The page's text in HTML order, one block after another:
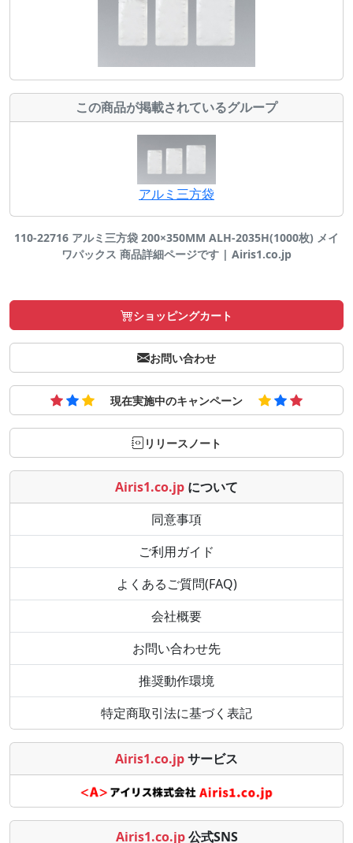
この商品が掲載されているグループ
アルミ三方袋
110-22716 アルミ三方袋 200×350MM ALH-2035H(1000枚) メイ
ワパックス 商品詳細ページです | Airis1.co.jp
ショッピングカート
お問い合わせ
現在実施中のキャンペーン
リリースノート
Airis1.co.jp について
同意事項
ご利用ガイド
よくあるご質問(FAQ)
会社概要
お問い合わせ先
推奨動作環境
特定商取引法に基づく表記
Airis1.co.jpサービス
Airis1.co.jp 公式SNS